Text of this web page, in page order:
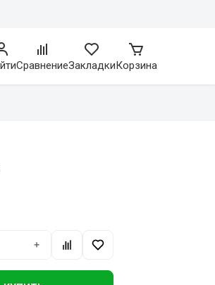
СравнениеЗакладкиКорзина
+